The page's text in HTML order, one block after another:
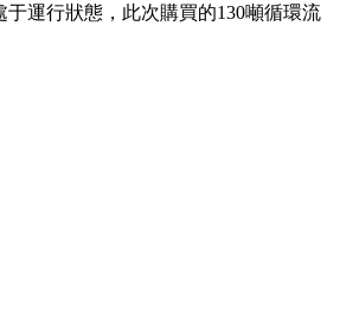
運行狀態，此次購買的130噸循環流